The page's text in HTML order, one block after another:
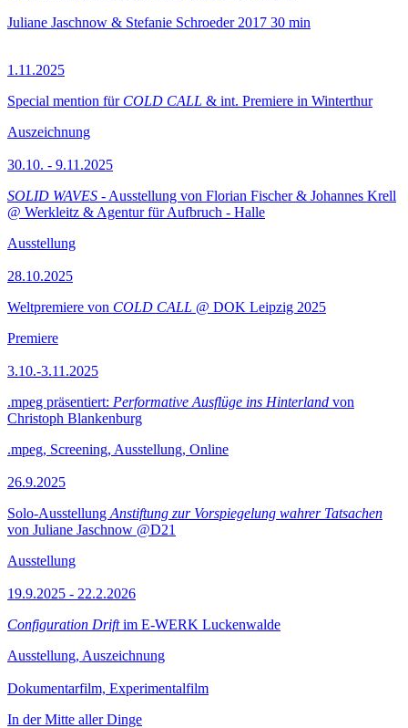
Juliane Jaschnow & Stefanie Schroeder 2017 30 min
1.11.2025
Special mention für COLD CALL & int. Premiere in Winterthur
Auszeichnung
30.10. - 9.11.2025
SOLID WAVES - Ausstellung von Florian Fischer & Johannes Krell
@ Werkleitz & Agentur für Aufbruch - Halle
Ausstellung
28.10.2025
Weltpremiere von COLD CALL @ DOK Leipzig 2025
Premiere
3.10.-3.11.2025
.mpeg präsentiert: Performative Ausflüge ins Hinterland von
Christoph Blankenburg
.mpeg, Screening, Ausstellung, Online
26.9.2025
Solo-Ausstellung Anstiftung zur Vorspiegelung wahrer Tatsachen
von Juliane Jaschnow @D21
Ausstellung
19.9.2025 - 22.2.2026
Configuration Driftim E-WERK Luckenwalde
Ausstellung, Auszeichnung
Dokumentarfilm, Experimentalfilm
In der Mitte aller Dinge